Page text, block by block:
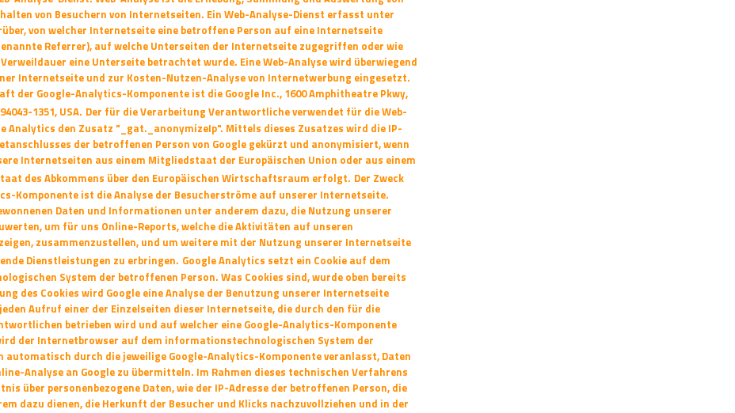
von Besuchern von Internetseiten. Ein Web-Analyse-Dienst erfasst unter
von welcher Internetseite eine betroffene Person auf eine Internetseite
Referrer), auf welche Unterseiten der Internetseite zugegriffen oder wie
Verweildauer eine Unterseite betrachtet wurde. Eine Web-Analyse wird überwiegend
Internetseite und zur Kosten-Nutzen-Analyse von Internetwerbung eingesetzt.
der Google-Analytics-Komponente ist die Google Inc., 1600 Amphitheatre Pkwy,
1351, USA. Der für die Verarbeitung Verantwortliche verwendet für die Web-
Analytics den Zusatz "_gat._anonymizeIp". Mittels dieses Zusatzes wird die IP-
der betroffenen Person von Google gekürzt und anonymisiert, wenn
Internetseiten aus einem Mitgliedstaat der Europäischen Union oder aus einem
des Abkommens über den Europäischen Wirtschaftsraum erfolgt. Der Zweck
Komponente ist die Analyse der Besucherströme auf unserer Internetseite.
Daten und Informationen unter anderem dazu, die Nutzung unserer
um für uns Online-Reports, welche die Aktivitäten auf unseren
zusammenzustellen, und um weitere mit der Nutzung unserer Internetseite
Dienstleistungen zu erbringen. Google Analytics setzt ein Cookie auf dem
System der betroffenen Person. Was Cookies sind, wurde oben bereits
des Cookies wird Google eine Analyse der Benutzung unserer Internetseite
Aufruf einer der Einzelseiten dieser Internetseite, die durch den für die
betrieben wird und auf welcher eine Google-Analytics-Komponente
der Internetbrowser auf dem informationstechnologischen System der
automatisch durch die jeweilige Google-Analytics-Komponente veranlasst, Daten
Analyse an Google zu übermitteln. Im Rahmen dieses technischen Verfahrens
über personenbezogene Daten, wie der IP-Adresse der betroffenen Person, die
dazu dienen, die Herkunft der Besucher und Klicks nachzuvollziehen und in der